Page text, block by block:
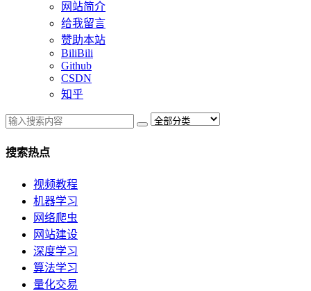
网站简介
给我留言
赞助本站
BiliBili
Github
CSDN
知乎
搜索热点
视频教程
机器学习
网络爬虫
网站建设
深度学习
算法学习
量化交易